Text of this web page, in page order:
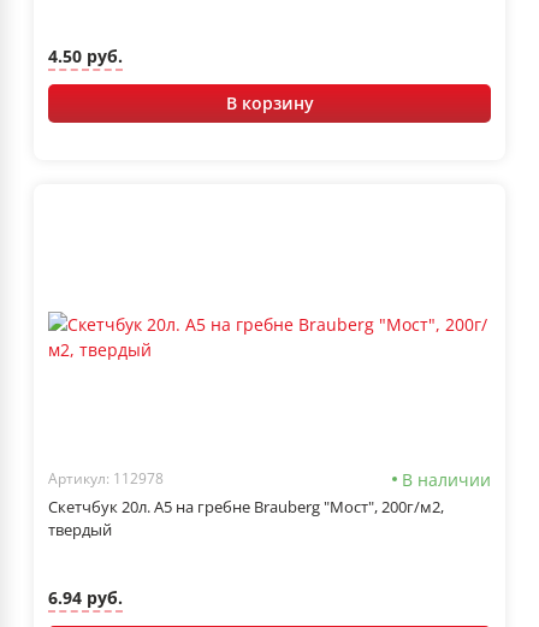
4.50 руб.
В корзину
Артикул: 112978 В наличии
Скетчбук 20л. А5 на гребне Brauberg "Мост", 200г/м2,
твердый
6.94 руб.